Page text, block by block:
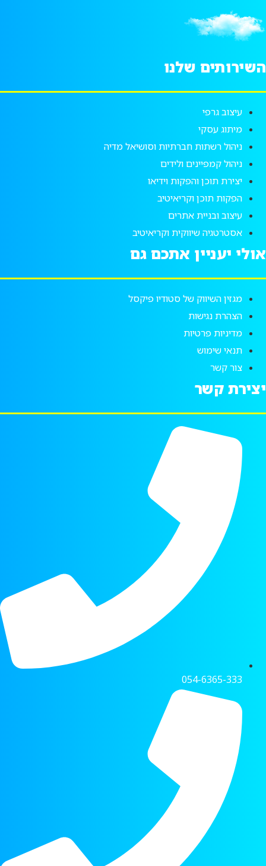
השירותים שלנו
עיצוב גרפי
מיתוג עסקי
ניהול רשתות חברתיות וסושיאל מדיה
ניהול קמפיינים ולידים
יצירת תוכן והפקות וידיאו
הפקות תוכן וקריאיטיב
עיצוב ובניית אתרים
אסטרטגיה שיווקית וקריאיטיב
אולי יעניין אתכם גם
מגזין השיווק של סטודיו פיקסל
הצהרת נגישות
מדיניות פרטיות
תנאי שימוש
צור קשר
יצירת קשר
054-6365-333